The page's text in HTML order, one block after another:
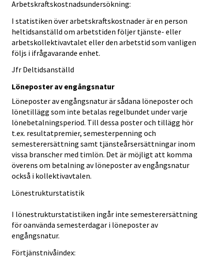
Arbetskraftskostnadsundersökning:
I statistiken över arbetskraftskostnader är en person
heltidsanställd om arbetstiden följer tjänste- eller
arbetskollektivavtalet eller den arbetstid som vanligen
följs i ifrågavarande enhet.
Jfr Deltidsanställd
Löneposter av engångsnatur
Löneposter av engångsnatur är sådana löneposter och
lönetillägg som inte betalas regelbundet under varje
lönebetalningsperiod. Till dessa poster och tillägg hör
t.ex. resultatpremier, semesterpenning och
semesterersättning samt tjänsteårsersättningar inom
vissa branscher med timlön. Det är möjligt att komma
överens om betalning av löneposter av engångsnatur
också i kollektivavtalen.
Lönestrukturstatistik
I lönestrukturstatistiken ingår inte semesterersättning
för oanvända semesterdagar i löneposter av
engångsnatur.
Förtjänstnivåindex: